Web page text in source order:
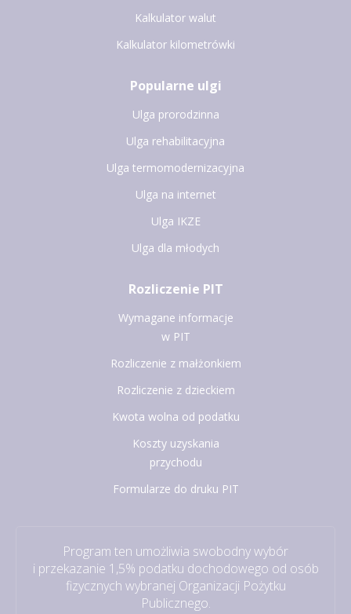
Kalkulator walut
Kalkulator kilometrówki
Popularne ulgi
Ulga prorodzinna
Ulga rehabilitacyjna
Ulga termomodernizacyjna
Ulga na internet
Ulga IKZE
Ulga dla młodych
Rozliczenie PIT
Wymagane informacje
w PIT
Rozliczenie z małżonkiem
Rozliczenie z dzieckiem
Kwota wolna od podatku
Koszty uzyskania
przychodu
Formularze do druku PIT
Program ten umożliwia swobodny wybór
i przekazanie 1,5% podatku dochodowego od osób
fizycznych wybranej Organizacji Pożytku
Publicznego.